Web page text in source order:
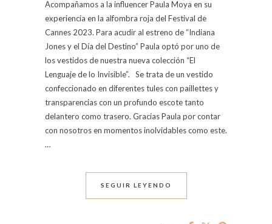
Acompañamos a la influencer Paula Moya en su
experiencia en la alfombra roja del Festival de
Cannes 2023. Para acudir al estreno de “Indiana
Jones y el Día del Destino” Paula optó por uno de
los vestidos de nuestra nueva colección “El
Lenguaje de lo Invisible”. Se trata de un vestido
confeccionado en diferentes tules con paillettes y
transparencias con un profundo escote tanto
delantero como trasero. Gracias Paula por contar
con nosotros en momentos inolvidables como este.
…
SEGUIR LEYENDO